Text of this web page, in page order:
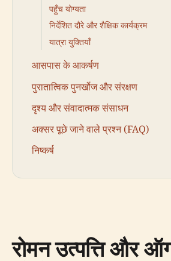
पहुँच योग्यता
निर्देशित दौरे और शैक्षिक कार्यक्रम
यात्रा युक्तियाँ
आसपास के आकर्षण
पुरातात्विक पुनर्खोज और संरक्षण
दृश्य और संवादात्मक संसाधन
अक्सर पूछे जाने वाले प्रश्न (FAQ)
निष्कर्ष
रोमन उत्पत्ति और